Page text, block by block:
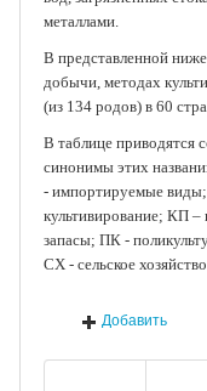
металлами.
В представленной
добычи, методах
(из 134 родов) в 60
В таблице приводятся
синонимы этих
- импортируемые
культивирование; КП
запасы; ПК -
СХ - сельское
Добавить